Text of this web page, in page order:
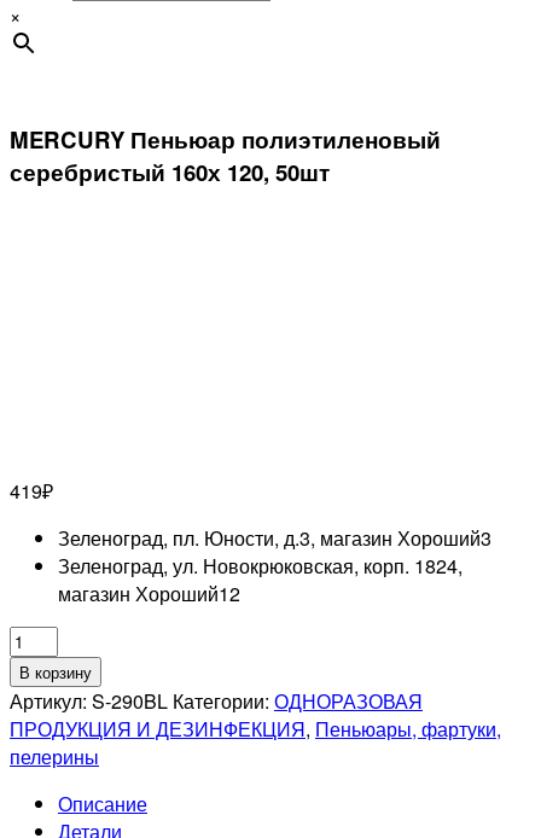
×
MERCURY Пеньюар полиэтиленовый
серебристый 160х 120, 50шт
419₽
Зеленоград, пл. Юности, д.3, магазин Хороший3
Зеленоград, ул. Новокрюковская, корп. 1824,
магазин Хороший12
Количество
товара
MERCURY
Пеньюар
полиэтиленовый
160х
В корзину
Артикул: S-290BL Категории: ОДНОРАЗОВАЯ
ПРОДУКЦИЯ И ДЕЗИНФЕКЦИЯ, Пеньюары, фартуки,
пелерины
Описание
Детали